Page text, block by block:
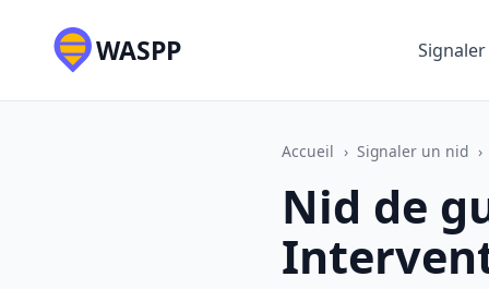
WASPP
Accueil › Signaler un nid ›
Nid de